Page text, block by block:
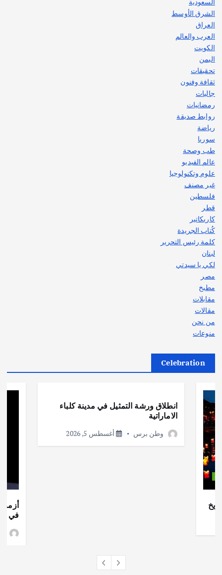
السعودية
الشرق الأوسط
العراق
العرب والعالم
الكويت
اليمن
تحقيقات
ثقافة وفنون
جاليات
رمضانيات
روابط صديقة
رياضة
سوريا
طب وصحة
عالم الفيديو
علوم وتكنولوجيا
غير مصنف
فلسطين
قطر
كاريكاتير
كُتاب الجريدة
كلمة رئيس التحرير
لبنان
لكي يا سيدتي
مصر
مطبخ
مقابلات
مقالات
من نحن
منوعات
Celebration
انطلاق ورشة التمثيل في مدينة كلباء
الاماراتية
وطن برس أغسطس 5, 2026
أزمة
في